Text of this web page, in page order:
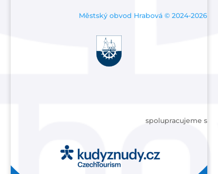
Městský obvod Hrabová © 2024-2026
spolupracujeme s